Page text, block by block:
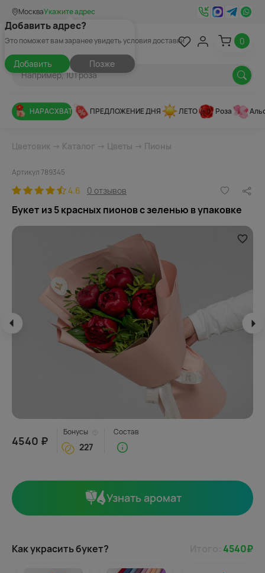
МоскваУкажите адрес
Добавить адрес?
Это поможет вам заранее увидеть условия доставки
Добавить Позже
0
НАРАСХВАТ ПРЕДЛОЖЕНИЕ ДНЯ ЛЕТО Роза
Цветовик → Каталог → Цветы → Пионы
Артикул 789345
4.6 0 отзывов
Букет из 5 красных пионов с зеленью в упаковке
4540 ₽
Бонусы
227
Состав
Узнать аромат
Как украсить букет? 4540₽